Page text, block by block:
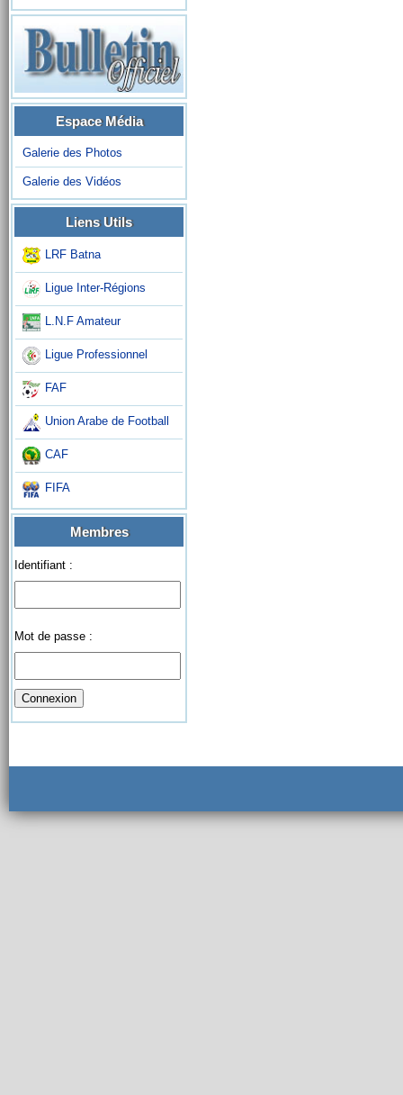
Espace Média
Galerie des Photos
Galerie des Vidéos
Liens Utils
LRF Batna
Ligue Inter-Régions
L.N.F Amateur
Ligue Professionnel
FAF
Union Arabe de Football
CAF
FIFA
Membres
Identifiant :
Mot de passe :